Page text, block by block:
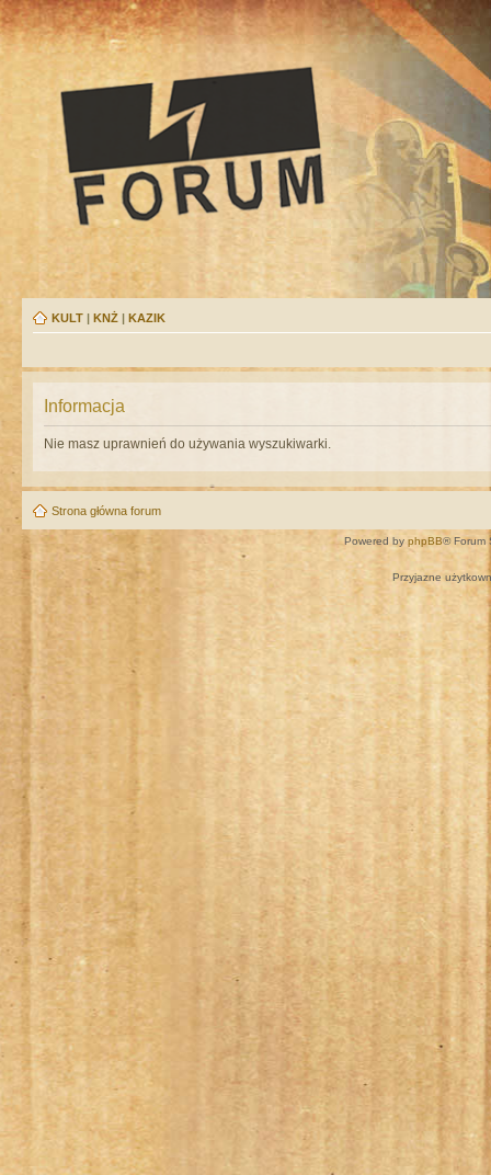
KULT | KNŻ | KAZIK
Informacja
Nie masz uprawnień do używania wyszukiwarki.
Strona główna forum
Powered by phpBB® Forum
Przyjazne